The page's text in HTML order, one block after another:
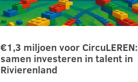
€1,3 miljoen voor CircuLEREN:
samen investeren in talent in
Rivierenland